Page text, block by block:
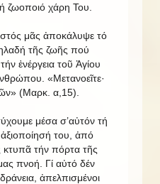
ζωοποιό χάρη Του.
μᾶς ἀποκάλυψε τό
τῆς ζωῆς πού
ἐνέργεια τοῦ Ἁγίου
«Μετανοεῖτε·
(Μαρκ. α,15).
μέσα σ’αὐτόν τή
του, ἀπό
κτυπᾶ τήν πόρτα τῆς
πνοή. Γί αὐτό δέν
ἀπελπισμένοι